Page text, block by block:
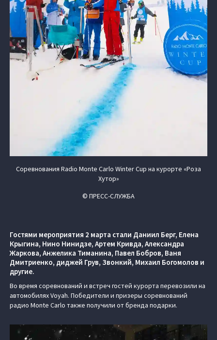
Соревнования Radio Monte Carlo Winter Cup на курорте «Роза
Хутор»
© ПРЕСС-СЛУЖБА
Гостями мероприятия 2 марта стали Даниил Берг, Елена
Крыгина, Нино Нинидзе, Артем Кривда, Александра
Жаркова, Анжелика Тиманина, Павел Бобров, Ваня
Дмитриенко, диджей Грув, Звонкий, Михаил Богомолов и
другие.
Во время соревнований и встреч гостей курорта перевозили на
автомобилях Voyah. Победители и призеры соревнований
радио Monte Carlo также получили от бренда подарки.